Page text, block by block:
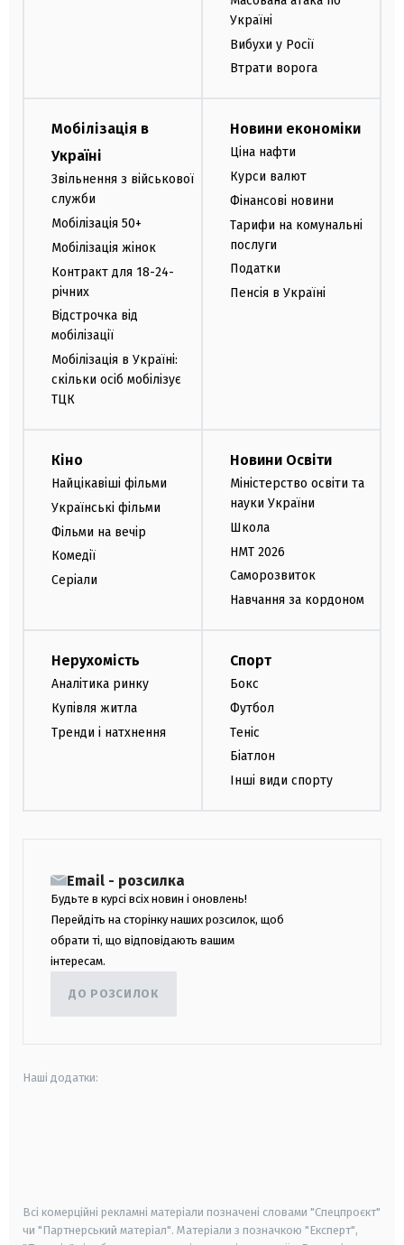
Україні
Вибухи у Росії
Втрати ворога
Мобілізація в
Україні
Звільнення з військової
служби
Мобілізація 50+
Мобілізація жінок
Контракт для 18-24-
річних
Відстрочка від
мобілізації
Мобілізація в Україні:
скільки осіб мобілізує
ТЦК
Новини економіки
Ціна нафти
Курси валют
Фінансові новини
Тарифи на комунальні
послуги
Податки
Пенсія в Україні
Кіно
Найцікавіші фільми
Українські фільми
Фільми на вечір
Комедії
Серіали
Новини Освіти
Міністерство освіти та
науки України
Школа
НМТ 2026
Саморозвиток
Навчання за кордоном
Нерухомість
Аналітика ринку
Купівля житла
Тренди і натхнення
Спорт
Бокс
Футбол
Теніс
Біатлон
Інші види спорту
Email - розсилка
Будьте в курсі всіх новин і оновлень!
Перейдіть на сторінку наших розсилок, щоб
обрати ті, що відповідають вашим
інтересам.
ДО РОЗСИЛОК
Наші додатки:
Всі комерційні рекламні матеріали позначені словами "Спецпроєкт"
чи "Партнерський матеріал". Матеріали з позначкою "Експерт",